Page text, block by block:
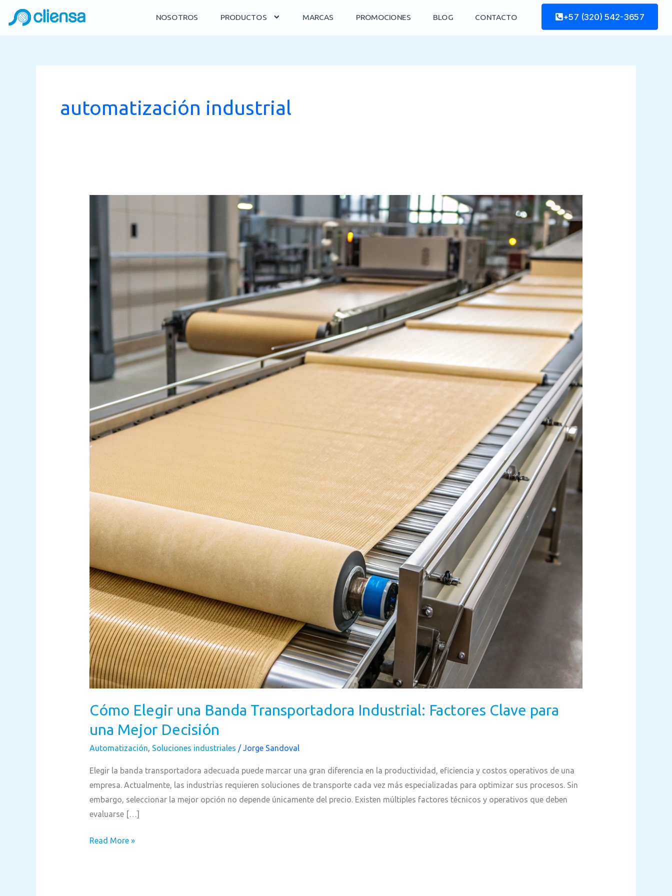
NOSOTROS PRODUCTOS MARCAS PROMOCIONES BLOG CONTACTO +57 (320) 542-3657
automatización industrial
Cómo Elegir una Banda Transportadora Industrial: Factores Clave para
una Mejor Decisión
Automatización, Soluciones industriales /Jorge Sandoval
Elegir la banda transportadora adecuada puede marcar una gran diferencia en la productividad, eficiencia y costos operativos de una
empresa. Actualmente, las industrias requieren soluciones de transporte cada vez más especializadas para optimizar sus procesos. Sin
embargo, seleccionar la mejor opción no depende únicamente del precio. Existen múltiples factores técnicos y operativos que deben
evaluarse […]
Banda
Transportadora
Industrial:
Factores
una
Decisión
Read More »